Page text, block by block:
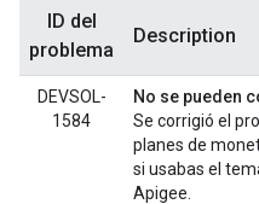
ID del
problema
Description
DEVSOL-
1584
No se pueden
Se corrigió el
planes de
si usabas el
Apigee.